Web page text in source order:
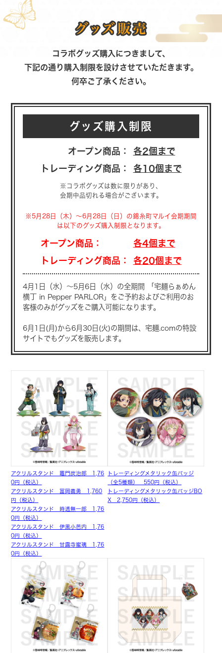
コラボグッズ購入につきまして、
下記の通り購入制限を設けさせていただきます。
何卒ご了承ください。
グッズ購入制限
オープン商品：
各2個まで
トレーディング商品：
各10個まで
※コラボグッズは数に限りがあり、
会期中品切れる場合がございます。
※5月28日（木）～6月28日（日）の錦糸町マルイ会期期間
は以下のグッズ購入制限となります。
オープン商品：
各4個まで
トレーディング商品：
各20個まで
4月1日（水）〜5月6日（水）の全期間 「宅麺らぁめん
横丁 in Pepper PARLOR」を ご予約およびご利用のお
客様のみがグッズをご購入可能になります。
6月1日(月)から6月30日(火)の期間は、 宅麺.comの特設
サイトでもグッズを販売します。
アクリルスタンド 竈門炭治郎 1,76
0円（税込）
アクリルスタンド 冨岡義勇 1,760
円（税込）
アクリルスタンド 時透無一郎 1,76
0円（税込）
アクリルスタンド 伊黒小芭内 1,76
0円（税込）
アクリルスタンド 甘露寺蜜璃 1,76
0円（税込）
トレーディングメタリック缶バッジ
（全5種類） 550円（税込）
トレーディングメタリック缶バッジBO
X 2,750円（税込）